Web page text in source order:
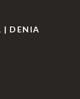
| DENIA